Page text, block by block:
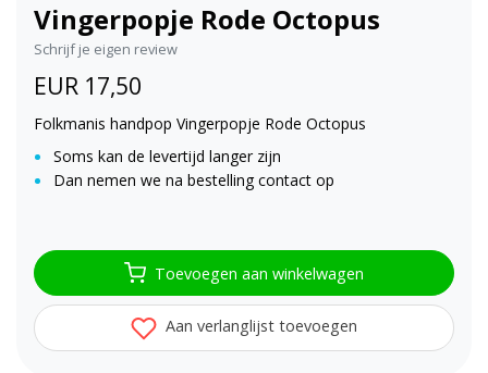
Vingerpopje Rode Octopus
Schrijf je eigen review
EUR 17,50
Folkmanis handpop Vingerpopje Rode Octopus
Soms kan de levertijd langer zijn
Dan nemen we na bestelling contact op
Toevoegen aan winkelwagen
Aan verlanglijst toevoegen